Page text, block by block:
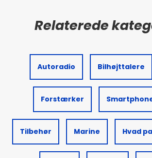
Autoradio Bilhøjttalere
Forstærker
Tilbehør Marine Hvad